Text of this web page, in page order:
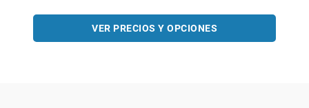
VER PRECIOS Y OPCIONES